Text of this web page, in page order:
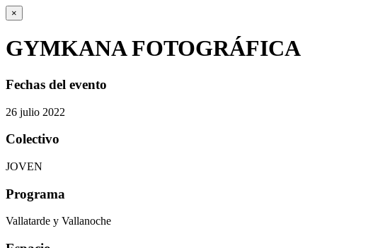
×
GYMKANA FOTOGRÁFICA
Fechas del evento
26 julio 2022
Colectivo
JOVEN
Programa
Vallatarde y Vallanoche